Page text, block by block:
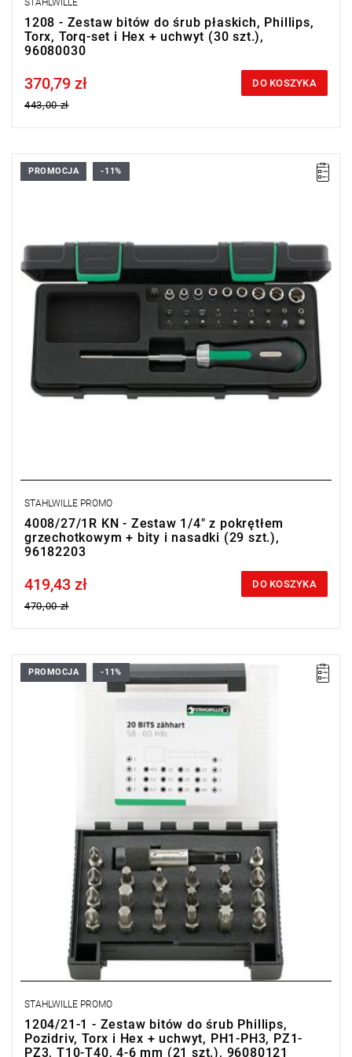
STAHLWILLE
1208 - Zestaw bitów do śrub płaskich, Phillips,
Torx, Torq-set i Hex + uchwyt (30 szt.),
96080030
Price tax included
370,79 zł
443,00 zł
DO KOSZYKA
PROMOCJA -11%
STAHLWILLE PROMO
4008/27/1R KN - Zestaw 1/4" z pokrętłem
grzechotkowym + bity i nasadki (29 szt.),
96182203
Price tax included
419,43 zł
470,00 zł
DO KOSZYKA
PROMOCJA -11%
STAHLWILLE PROMO
1204/21-1 - Zestaw bitów do śrub Phillips,
Pozidriv, Torx i Hex + uchwyt, PH1-PH3, PZ1-
PZ3, T10-T40, 4-6 mm (21 szt.), 96080121